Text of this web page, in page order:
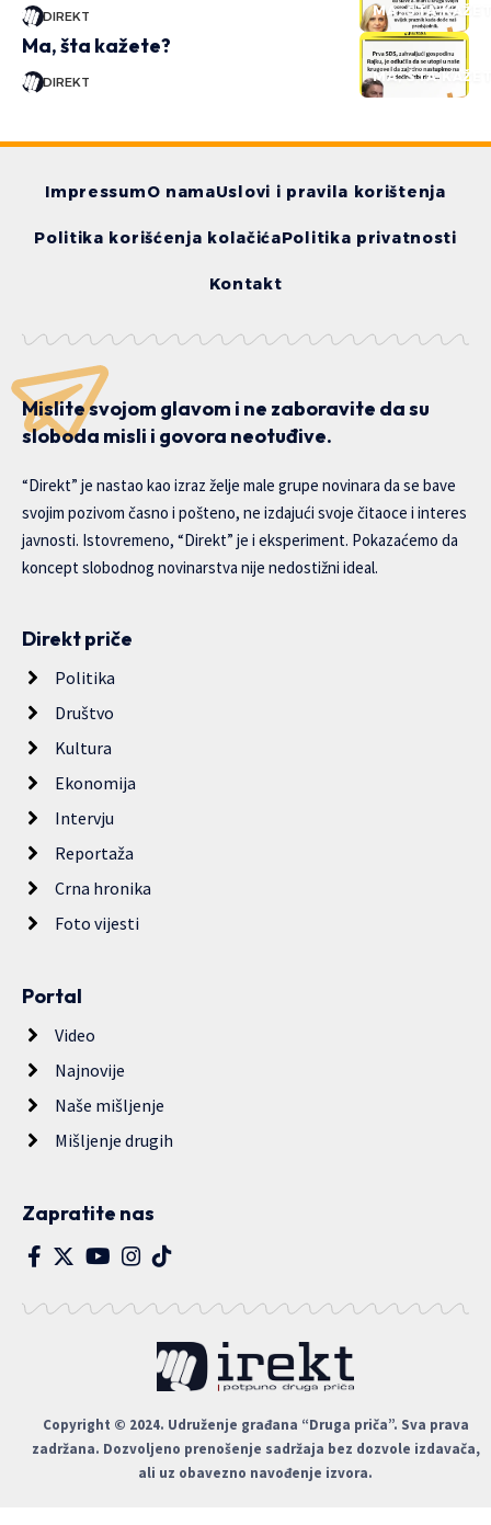
MA, ŠTA
DIREKT
MA, ŠTA
Ma, šta kažete?
DIREKT
ImpressumO namaUslovi i pravila korištenja
Politika korišćenja kolačićaPolitika privatnosti
Kontakt
Mislite svojom glavom i ne zaboravite da su
sloboda misli i govora neotuđive.
“Direkt” je nastao kao izraz želje male grupe novinara da se bave
svojim pozivom časno i pošteno, ne izdajući svoje čitaoce i interes
javnosti. Istovremeno, “Direkt” je i eksperiment. Pokazaćemo da
koncept slobodnog novinarstva nije nedostižni ideal.
Direkt priče
Politika
Društvo
Kultura
Ekonomija
Intervju
Reportaža
Crna hronika
Foto vijesti
Portal
Video
Najnovije
Naše mišljenje
Mišljenje drugih
Zapratite nas
Copyright © 2024. Udruženje građana “Druga priča”. Sva prava
zadržana. Dozvoljeno prenošenje sadržaja bez dozvole izdavača,
ali uz obavezno navođenje izvora.